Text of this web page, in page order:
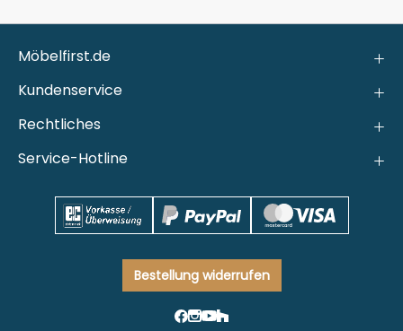
Möbelfirst.de
Kundenservice
Rechtliches
Service-Hotline
Bestellung widerrufen